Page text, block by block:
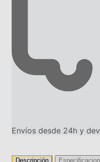
Envíos desde 24h y
Descripción